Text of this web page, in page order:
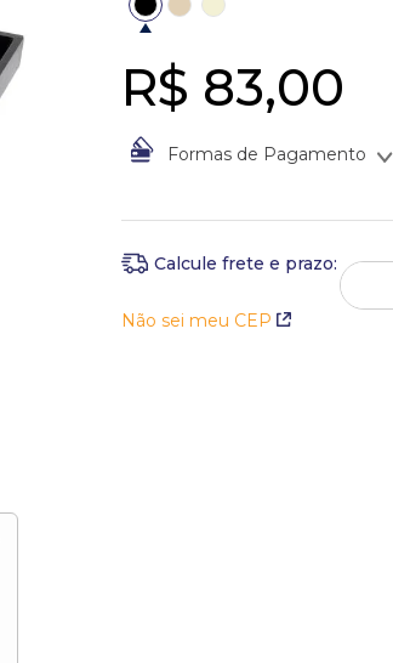
R$ 83,00
Formas de Pagamento
Não sei meu CEP